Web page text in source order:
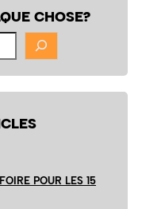
CHOSE?
POUR LES 15